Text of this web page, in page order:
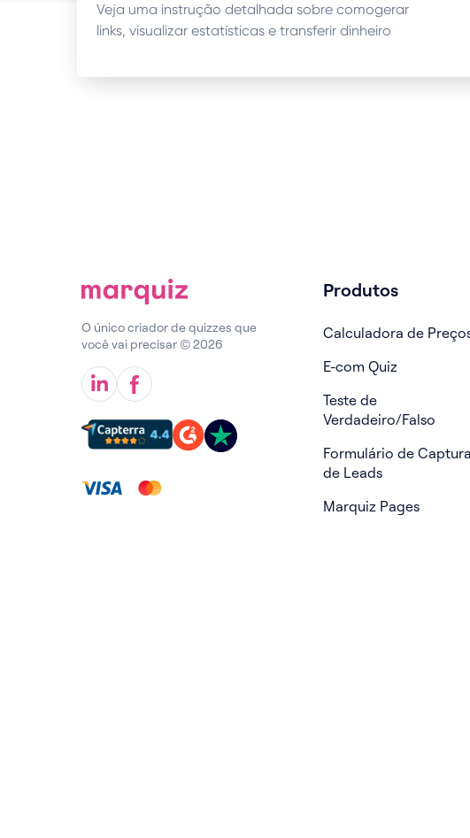
Veja uma instrução detalhada sobre comogerar
links, visualizar estatísticas e transferir dinheiro
O único criador de quizzes que
você vai precisar © 2026
Produtos
Calculadora de
E-com Quiz
Teste de
Verdadeiro/Falso
Formulário de Captura
de Leads
Marquiz Pages